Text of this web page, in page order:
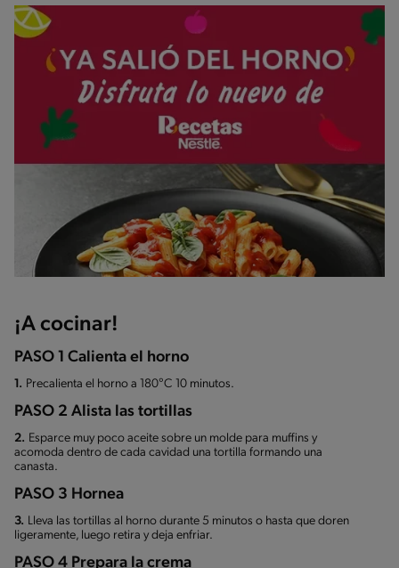
¡A cocinar!
PASO 1 Calienta el horno
1. Precalienta el horno a 180°C 10 minutos.
PASO 2 Alista las tortillas
2. Esparce muy poco aceite sobre un molde para muffins y
acomoda dentro de cada cavidad una tortilla formando una
canasta.
PASO 3 Hornea
3. Lleva las tortillas al horno durante 5 minutos o hasta que doren
ligeramente, luego retira y deja enfriar.
PASO 4 Prepara la crema